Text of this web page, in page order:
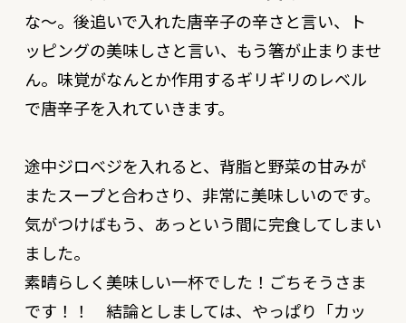
な〜。後追いで入れた唐辛子の辛さと言い、ト
ッピングの美味しさと言い、もう箸が止まりませ
ん。味覚がなんとか作用するギリギリのレベル
で唐辛子を入れていきます。
途中ジロベジを入れると、背脂と野菜の甘みが
またスープと合わさり、非常に美味しいのです。
気がつけばもう、あっという間に完食してしまい
ました。
素晴らしく美味しい一杯でした！ごちそうさま
です！！ 結論としましては、やっぱり「カッ